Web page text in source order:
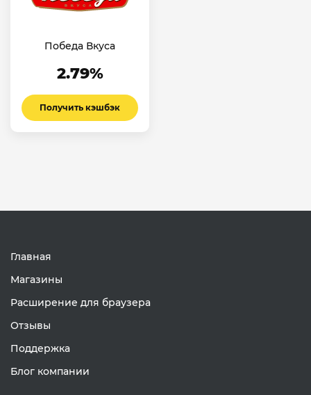
Победа Вкуса
2.79%
Получить кэшбэк
Главная
Магазины
Расширение для браузера
Отзывы
Поддержка
Блог компании